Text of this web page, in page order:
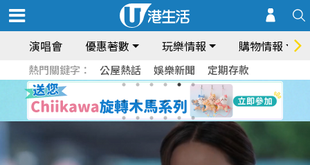
演唱會 優惠著數 玩樂情報 購物情報
熱門關鍵字： 公屋熱話 娛樂新聞 定期存款